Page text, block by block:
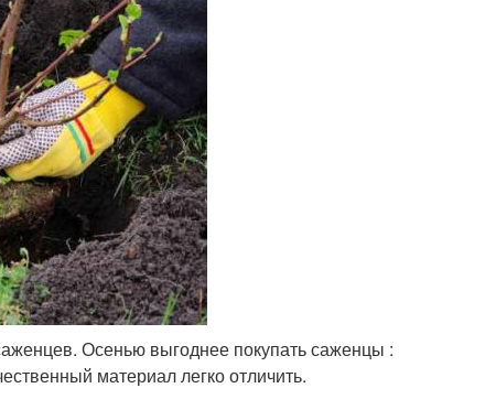
Осенью выгоднее покупать саженцы :
материал легко отличить.